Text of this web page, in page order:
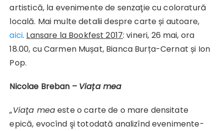
artistică, la evenimente de senzaţie cu coloratură
locală. Mai multe detalii despre carte și autoare,
aici. Lansare la Bookfest 2017: vineri, 26 mai, ora
18.00, cu Carmen Mușat, Bianca Burța-Cernat și Ion
Pop.
Nicolae Breban – Viața mea
„Viaţa meaeste o carte de o mare densitate
epică, evocînd şi totodată analizînd evenimente-